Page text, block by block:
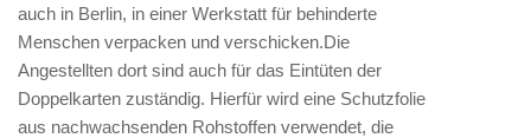
auch in Berlin, in einer Werkstatt für behinderte
Menschen verpacken und verschicken.Die
Angestellten dort sind auch für das Eintüten der
Doppelkarten zuständig. Hierfür wird eine Schutzfolie
aus nachwachsenden Rohstoffen verwendet, die